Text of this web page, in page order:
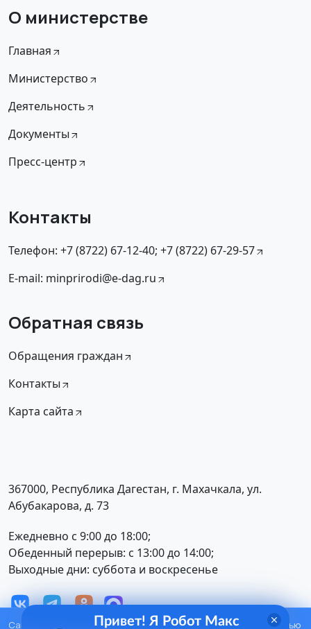
О министерстве
Главная
Министерство
Деятельность
Документы
Пресс-центр
Контакты
Телефон: +7 (8722) 67-12-40; +7 (8722) 67-29-57
E-mail: minprirodi@e-dag.ru
Обратная связь
Обращения граждан
Контакты
Карта сайта
367000, Республика Дагестан, г. Махачкала, ул.
Абубакарова, д. 73
Ежедневно с 9:00 до 18:00;
Обеденный перерыв: с 13:00 до 14:00;
Выходные дни: суббота и воскресенье
Сайт использует сервис аналитикиЯндекс Метрика с помощью
Привет! Я Робот Макс